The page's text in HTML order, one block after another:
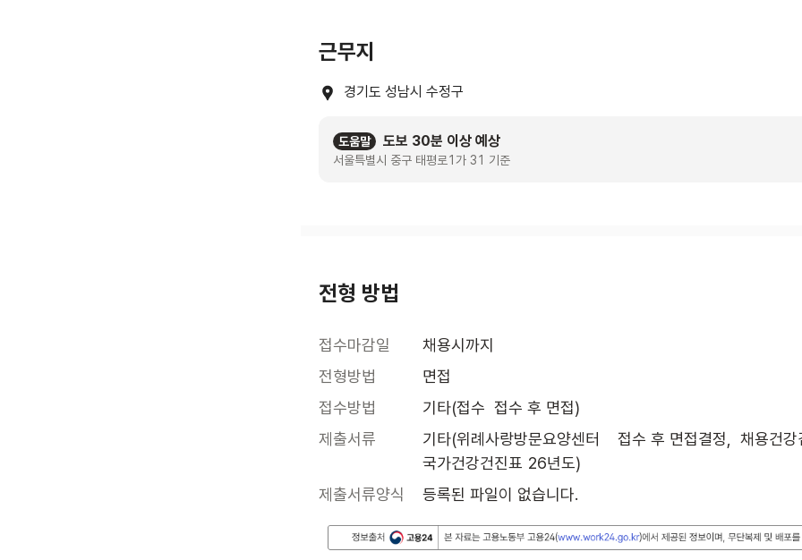
근무지
경기도 성남시 수정구
도움말 도보 30분 이상 예상
서울특별시 중구 태평로1가 31 기준
전형 방법
접수마감일
채용시까지
전형방법
면접
접수방법
기타(접수  접수 후 면접)
제출서류
기타(위례사랑방문요양센터    접수 후 면접결정,  채용건강
국가건강건진표 26년도)
제출서류양식
등록된 파일이 없습니다.